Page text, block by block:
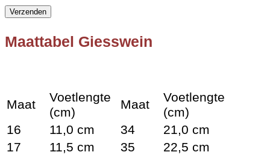
Maattabel Giesswein
Maat
Voetlengte
(cm)
Maat
Voetlengte
(cm)
16
11,0 cm 34
21,0 cm
17
11,5 cm 35
22,5 cm